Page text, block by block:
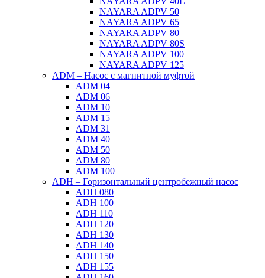
NAYARA ADPV 50
NAYARA ADPV 65
NAYARA ADPV 80
NAYARA ADPV 80S
NAYARA ADPV 100
NAYARA ADPV 125
ADM – Насос с магнитной муфтой
ADM 04
ADM 06
ADM 10
ADM 15
ADM 31
ADM 40
ADM 50
ADM 80
ADM 100
ADH – Горизонтальный центробежный насос
ADH 080
ADH 100
ADH 110
ADH 120
ADH 130
ADH 140
ADH 150
ADH 155